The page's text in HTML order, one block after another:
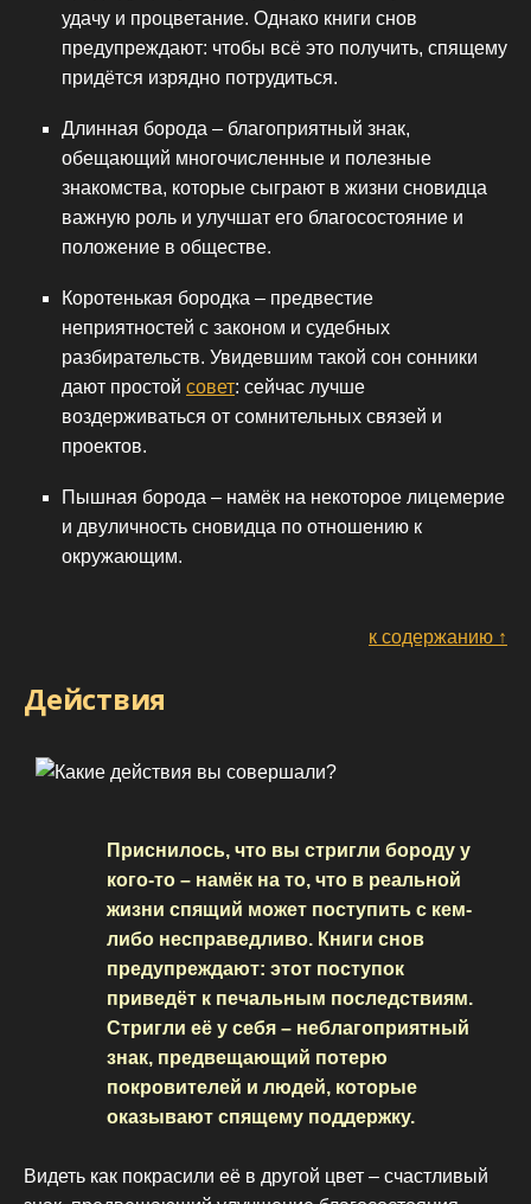
удачу и процветание. Однако книги снов
предупреждают: чтобы всё это получить, спящему
придётся изрядно потрудиться.
Длинная борода – благоприятный знак,
обещающий многочисленные и полезные
знакомства, которые сыграют в жизни сновидца
важную роль и улучшат его благосостояние и
положение в обществе.
Коротенькая бородка – предвестие
неприятностей с законом и судебных
разбирательств. Увидевшим такой сон сонники
дают простой совет: сейчас лучше
воздерживаться от сомнительных связей и
проектов.
Пышная борода – намёк на некоторое лицемерие
и двуличность сновидца по отношению к
окружающим.
к содержанию ↑
Действия
Приснилось, что вы стригли бороду у
кого-то – намёк на то, что в реальной
жизни спящий может поступить с кем-
либо несправедливо. Книги снов
предупреждают: этот поступок
приведёт к печальным последствиям.
Стригли её у себя – неблагоприятный
знак, предвещающий потерю
покровителей и людей, которые
оказывают спящему поддержку.
Видеть как покрасили её в другой цвет – счастливый